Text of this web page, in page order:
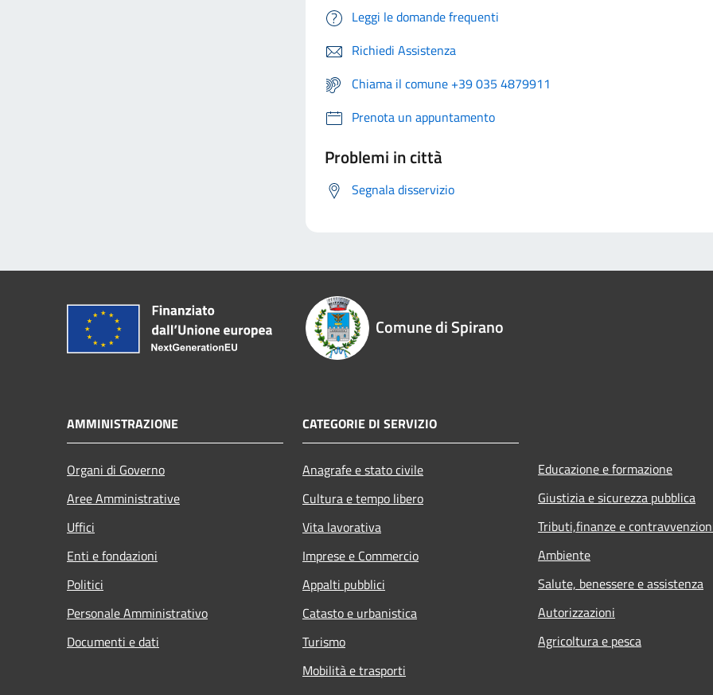
Leggi le domande frequenti
Richiedi Assistenza
Chiama il comune +39 035 4879911
Prenota un appuntamento
Problemi in città
Segnala disservizio
Comune di Spirano
AMMINISTRAZIONE
Organi di Governo
Aree Amministrative
Uffici
Enti e fondazioni
Politici
Personale Amministrativo
Documenti e dati
CATEGORIE DI SERVIZIO
Anagrafe e stato civile
Cultura e tempo libero
Vita lavorativa
Imprese e Commercio
Appalti pubblici
Catasto e urbanistica
Turismo
Mobilità e trasporti
Educazione e formazione
Giustizia e sicurezza pubblica
Tributi,finanze e
Ambiente
Salute, benessere e assistenza
Autorizzazioni
Agricoltura e pesca